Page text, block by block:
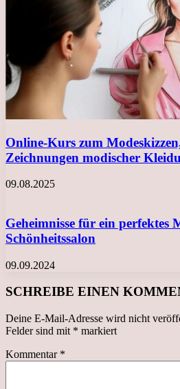
Online-Kurs zum
Zeichnungen modischer
09.08.2025
Geheimnisse für ein perfektes
Schönheitssalon
09.09.2024
SCHREIBE EINEN
Deine E-Mail-Adresse wird nicht
Felder sind mit * markiert
Kommentar *